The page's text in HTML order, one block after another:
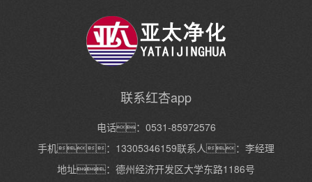
联系红杏app
电话：0531-85972576
手机：13305346159联系人：李经理
地址：德州经济开发区大学东路1186号